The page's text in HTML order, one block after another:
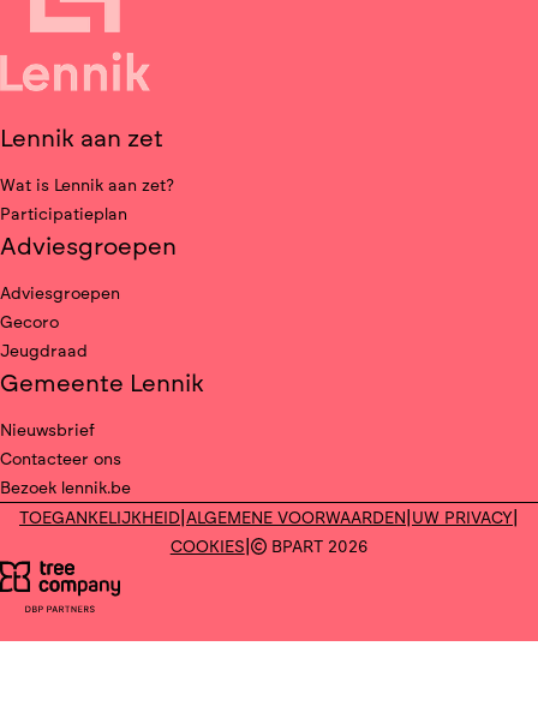
Lennik aan zet
Wat is Lennik aan zet?
Participatieplan
Adviesgroepen
Adviesgroepen
Gecoro
Jeugdraad
Gemeente Lennik
Nieuwsbrief
Contacteer ons
Bezoek lennik.be
TOEGANKELIJKHEID ALGEMENE VOORWAARDEN UW PRIVACY
COOKIES BPART 2026